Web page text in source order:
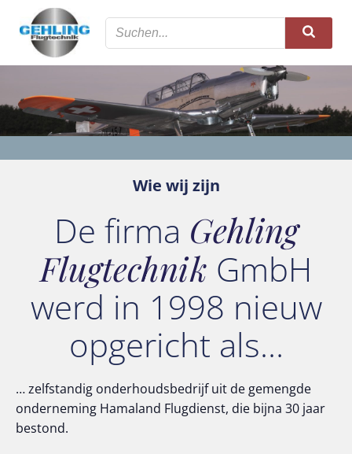
springen
Wie wij zijn
De firma Gehling
Flugtechnik GmbH
werd in 1998 nieuw
opgericht als…
… zelfstandig onderhoudsbedrijf uit de gemengde
onderneming Hamaland Flugdienst, die bijna 30 jaar
bestond.